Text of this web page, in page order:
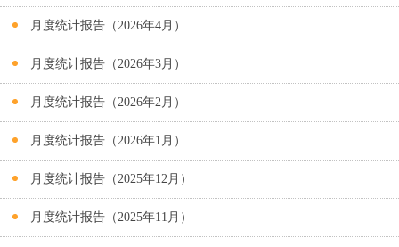
月度统计报告（2026年4月）
月度统计报告（2026年3月）
月度统计报告（2026年2月）
月度统计报告（2026年1月）
月度统计报告（2025年12月）
月度统计报告（2025年11月）